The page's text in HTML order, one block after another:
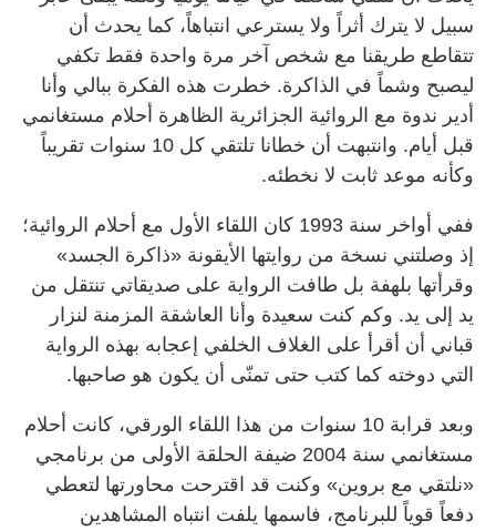
سبيل لا يترك أثراً ولا يسترعي انتباهاً، كما يحدث أن
تتقاطع طريقنا مع شخص آخر مرة واحدة فقط تكفي
ليصبح وشماً في الذاكرة. خطرت هذه الفكرة ببالي وأنا
أدير ندوة مع الروائية الجزائرية الظاهرة أحلام مستغانمي
قبل أيام. وانتبهت أن خطانا تلتقي كل 10 سنوات تقريباً
وكأنه موعد ثابت لا نخطئه.
ففي أواخر سنة 1993 كان اللقاء الأول مع أحلام الروائية؛
إذ وصلتني نسخة من روايتها الأيقونة «ذاكرة الجسد»
وقرأتها بلهفة بل طافت الرواية على صديقاتي تنتقل من
يد إلى يد. وكم كنت سعيدة وأنا العاشقة المزمنة لنزار
قباني أن أقرأ على الغلاف الخلفي إعجابه بهذه الرواية
التي دوخته كما كتب حتى تمنّى أن يكون هو صاحبها.
وبعد قرابة 10 سنوات من هذا اللقاء الورقي، كانت أحلام
مستغانمي سنة 2004 ضيفة الحلقة الأولى من برنامجي
«نلتقي مع بروين» وكنت قد اقترحت محاورتها لتعطي
دفعاً قوياً للبرنامج، فاسمها يلفت انتباه المشاهدين